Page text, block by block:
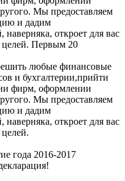
Мы предоставляем
и дадим
откроет для вас
Первым 20
любые финансовые
и бухгалтерии,прийти
фирм, оформлении
Мы предоставляем
и дадим
откроет для вас
года 2016-2017